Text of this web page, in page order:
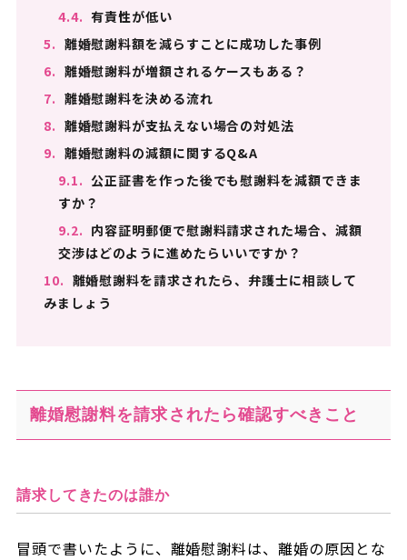
4.4. 有責性が低い
5. 離婚慰謝料額を減らすことに成功した事例
6. 離婚慰謝料が増額されるケースもある？
7. 離婚慰謝料を決める流れ
8. 離婚慰謝料が支払えない場合の対処法
9. 離婚慰謝料の減額に関するQ&A
9.1. 公正証書を作った後でも慰謝料を減額できま
すか？
9.2. 内容証明郵便で慰謝料請求された場合、減額
交渉はどのように進めたらいいですか？
10. 離婚慰謝料を請求されたら、弁護士に相談して
みましょう
離婚慰謝料を請求されたら確認すべきこと
請求してきたのは誰か
冒頭で書いたように、離婚慰謝料は、離婚の原因とな